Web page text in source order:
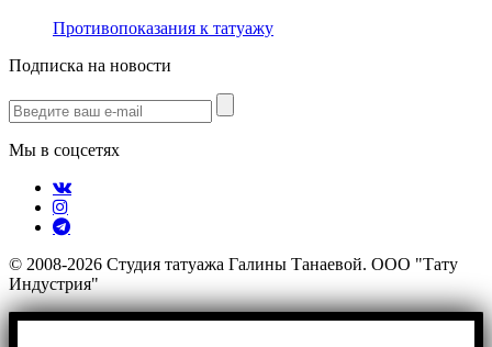
Противопоказания к татуажу
Подписка на новости
Мы в соцсетях
© 2008-2026 Студия татуажа Галины Танаевой. ООО "Тату
Индустрия"